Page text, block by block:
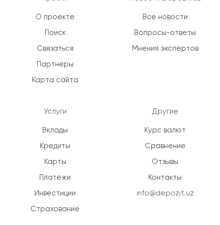
О проекте
Поиск
Связаться
Партнеры
Карта сайта
Услуги
Вклады
Кредиты
Карты
Платежи
Инвестиции
Страхование
Все новости
Вопросы-ответы
Мнения экспертов
Другие
Курс валют
Сравнение
Отзывы
Контакты
info@depozit.uz